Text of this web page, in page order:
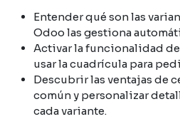
Entender qué son las
Odoo las gestiona
Activar la funcionalidad
usar la cuadrícula para
Descubrir las ventajas de
común y personalizar
cada variante.